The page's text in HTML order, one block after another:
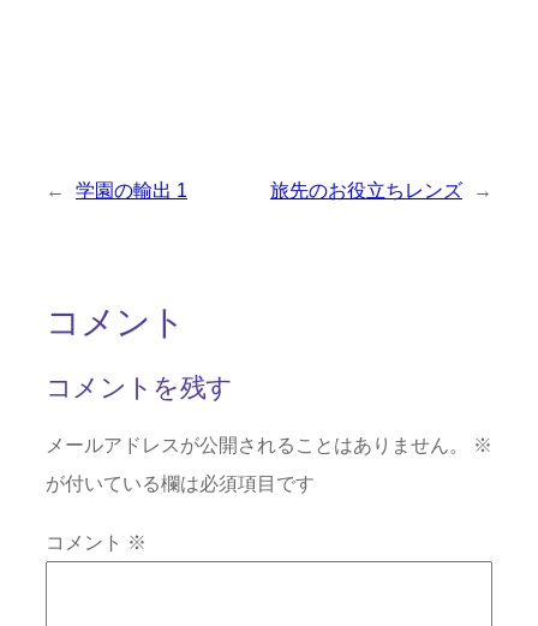
← 学園の輸出 1 旅先のお役立ちレンズ →
コメント
コメントを残す
メールアドレスが公開されることはありません。
※
が付いている欄は必須項目です
コメント ※